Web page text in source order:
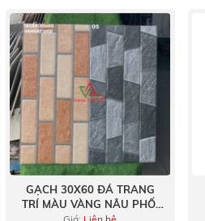
GẠCH 30X60 ĐÁ TRANG
TRÍ MÀU VÀNG NÂU PHỐI
XÁM VÂN ĐÁ VIỆT NAM